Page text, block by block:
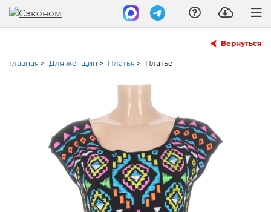
Вернуться
Главная > Для женщин > Платья > Платье